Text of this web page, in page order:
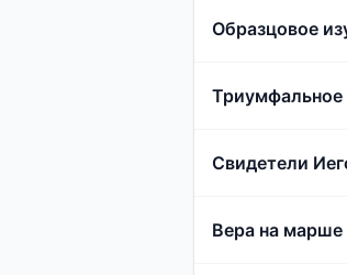
Образцовое
Триумфальное
Свидетели
Вера на марше